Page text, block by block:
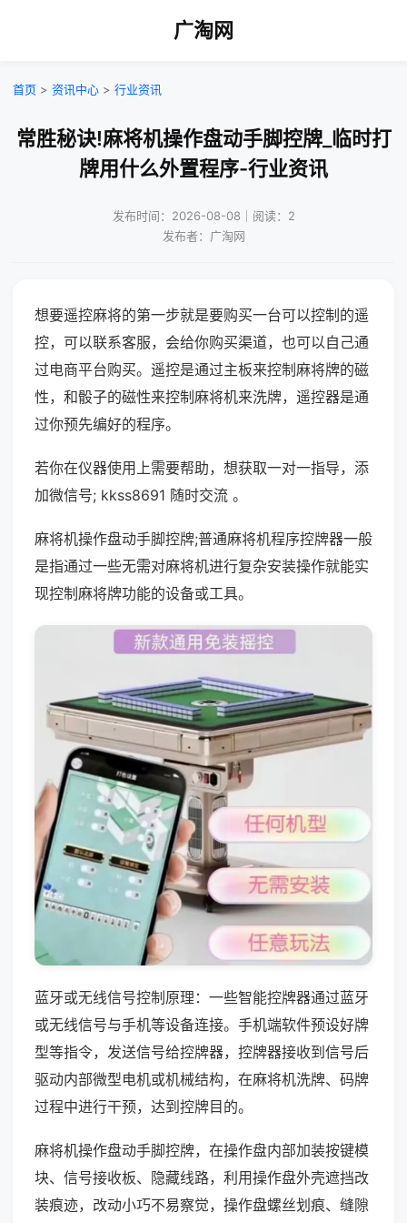
广淘网
首页 > 资讯中心 > 行业资讯
常胜秘诀!麻将机操作盘动手脚控牌_临时打
牌用什么外置程序-行业资讯
发布时间：2026-08-08｜阅读：2
发布者：广淘网
想要遥控麻将的第一步就是要购买一台可以控制的遥
控，可以联系客服，会给你购买渠道，也可以自己通
过电商平台购买。遥控是通过主板来控制麻将牌的磁
性，和骰子的磁性来控制麻将机来洗牌，遥控器是通
过你预先编好的程序。
若你在仪器使用上需要帮助，想获取一对一指导，添
加微信号; kkss8691 随时交流 。
麻将机操作盘动手脚控牌;普通麻将机程序控牌器一般
是指通过一些无需对麻将机进行复杂安装操作就能实
现控制麻将牌功能的设备或工具。
蓝牙或无线信号控制原理：一些智能控牌器通过蓝牙
或无线信号与手机等设备连接。手机端软件预设好牌
型等指令，发送信号给控牌器，控牌器接收到信号后
驱动内部微型电机或机械结构，在麻将机洗牌、码牌
过程中进行干预，达到控牌目的。
麻将机操作盘动手脚控牌，在操作盘内部加装按键模
块、信号接收板、隐藏线路，利用操作盘外壳遮挡改
装痕迹，改动小巧不易察觉，操作盘螺丝划痕、缝隙